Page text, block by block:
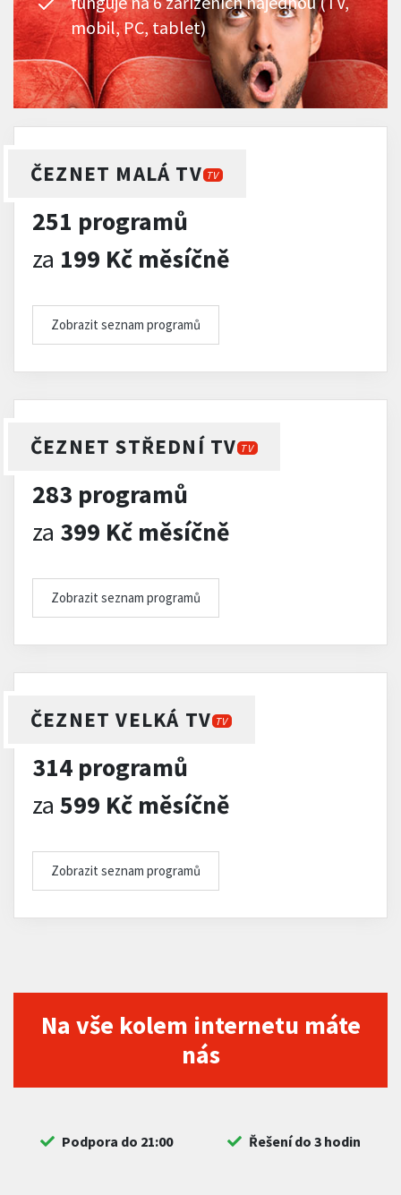
mobil, PC, tablet)
ČEZNET MALÁ TV TV
251 programů
za 199 Kč měsíčně
Zobrazit seznam programů
ČEZNET STŘEDNÍ TV TV
283 programů
za 399 Kč měsíčně
Zobrazit seznam programů
ČEZNET VELKÁ TV TV
314 programů
za 599 Kč měsíčně
Zobrazit seznam programů
Na vše kolem internetu máte
nás
Podpora do 21:00 Řešení do 3 hodin